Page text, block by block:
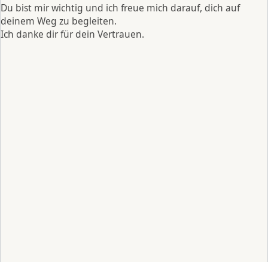
Du bist mir wichtig und ich freue mich darauf, dich auf
deinem Weg zu begleiten.
Ich danke dir für dein Vertrauen.